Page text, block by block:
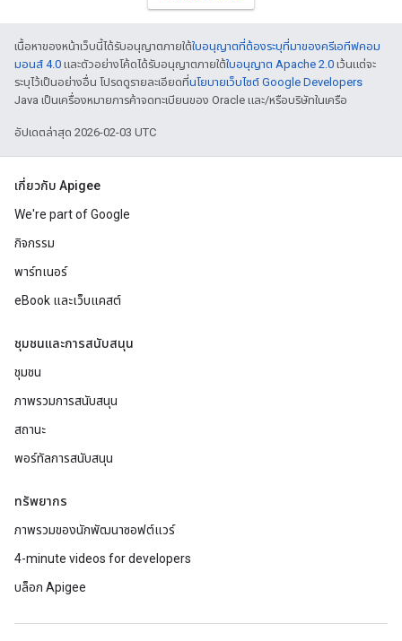
เนื้อหาของหน้าเว็บนี้ได้รับอนุญาตภายใต้ใบอนุญาตที่ต้องระบุที่มาของครีเอทีฟคอม
มอนส์ 4.0 และตัวอย่างโค้ดได้รับอนุญาตภายใต้ใบอนุญาต Apache 2.0 เว้นแต่จะ
ระบุไว้เป็นอย่างอื่น โปรดดูรายละเอียดที่นโยบายเว็บไซต์ Google Developers
Java เป็นเครื่องหมายการค้าจดทะเบียนของ Oracle และ/หรือบริษัทในเครือ
อัปเดตล่าสุด 2026-02-03 UTC
เกี่ยวกับ Apigee
We're part of Google
กิจกรรม
พาร์ทเนอร์
eBook และเว็บแคสต์
ชุมชนและการสนับสนุน
ชุมชน
ภาพรวมการสนับสนุน
สถานะ
พอร์ทัลการสนับสนุน
ทรัพยากร
ภาพรวมของนักพัฒนาซอฟต์แวร์
4-minute videos for developers
บล็อก Apigee